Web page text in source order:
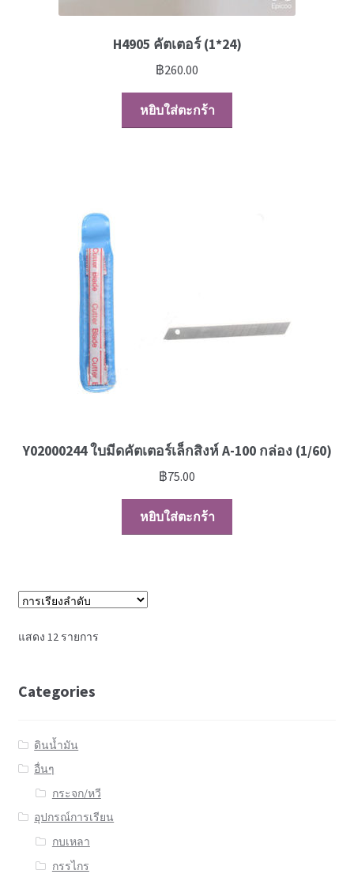
H4905 คัตเตอร์ (1*24)
฿260.00
หยิบใส่ตะกร้า
Y02000244 ใบมีดคัตเตอร์เล็กสิงห์ A-100 กล่อง (1/60)
฿75.00
หยิบใส่ตะกร้า
แสดง 12 รายการ
Categories
ดินน้ำมัน
อื่นๆ
กระจก/หวี
อุปกรณ์การเรียน
กบเหลา
กรรไกร